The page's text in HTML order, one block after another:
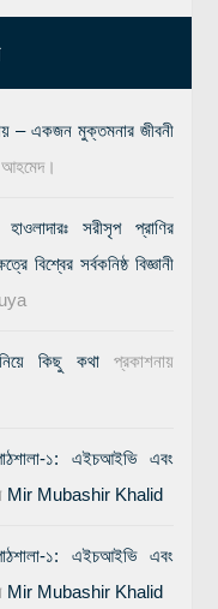
– একজন মুক্তমনার জীবনী
আহমেদ।
সরীসৃপ প্রাণির
বিশ্বের সর্বকনিষ্ঠ বিজ্ঞানী
নিয়ে কিছু কথাপ্রকাশনায়
১: এইচআইভি এবং
Mir Mubashir Khalid
১: এইচআইভি এবং
Mir Mubashir Khalid